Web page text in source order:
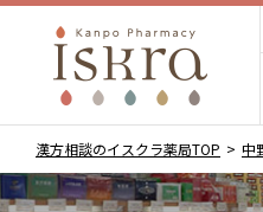
漢方相談のイスクラ薬局TOP 中